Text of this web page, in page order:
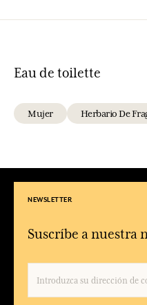
Eau de toilette
Mujer Herbario De
NEWSLETTER
Suscríbe a nuestra